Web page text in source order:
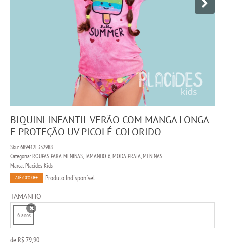
BIQUINI INFANTIL VERÃO COM MANGA LONGA
E PROTEÇÃO UV PICOLÉ COLORIDO
Sku: 689412F332988
Categoria: ROUPAS PARA MENINAS,TAMANHO 6,MODA PRAIA,MENINAS
Marca: Placides Kids
ATÉ 60% OFF Produto Indisponível
TAMANHO
6 anos
x
deR$ 79,90